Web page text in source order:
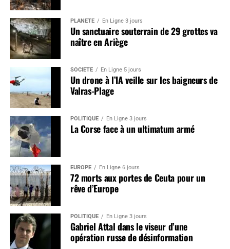
PLANÈTE En Ligne 3 jours
Un sanctuaire souterrain de 29 grottes va
naître en Ariège
SOCIÉTÉ En Ligne 5 jours
Un drone à l’IA veille sur les baigneurs de
Valras-Plage
POLITIQUE En Ligne 3 jours
La Corse face à un ultimatum armé
EUROPE En Ligne 6 jours
72 morts aux portes de Ceuta pour un
rêve d’Europe
POLITIQUE En Ligne 3 jours
Gabriel Attal dans le viseur d’une
opération russe de désinformation